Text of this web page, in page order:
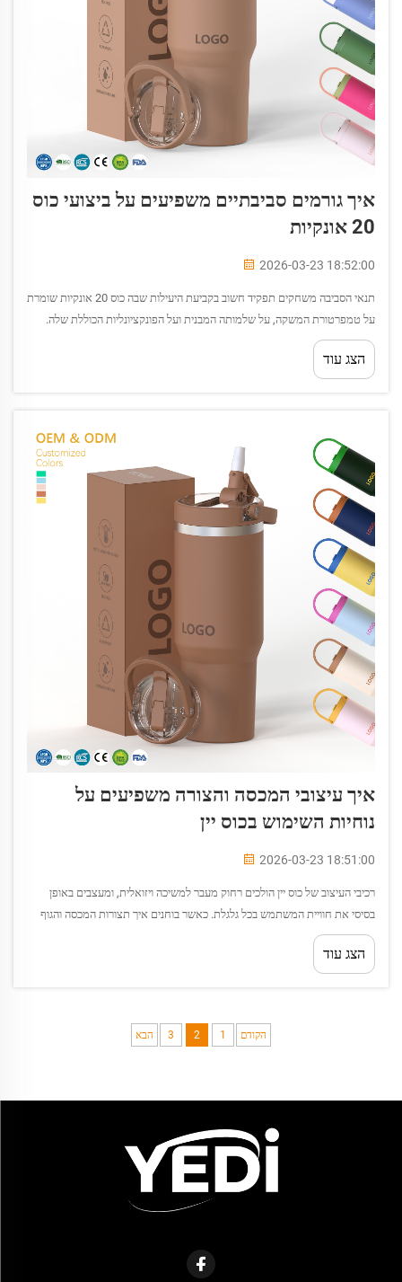
איך גורמים סביבתיים משפיעים על ביצועי כוס
20 אונקיות
2026-03-23 18:52:00
תנאי הסביבה משחקים תפקיד חשוב בקביעת היעילות שבה כוס 20 אונקיות שומרת
על טמפרטורת המשקה, על שלמותה המבנית ועל הפונקציונליות הכוללת שלה.
מגוון טמפרטורות קיצוניות, רמות לחות ולחץ אטמוספרי...
הצג עוד
איך עיצובי המכסה והצורה משפיעים על
נוחיות השימוש בכוס יין
2026-03-23 18:51:00
רכיבי העיצוב של כוס יין הולכים רחוק מעבר למשיכה ויזואלית, ומעצבים באופן
בסיסי את חוויית המשתמש בכל גלגלת. כאשר בוחנים איך תצורות המכסה והגוף
משפיעות על הפונקציונליות של כוס יין, עולים שני גורמים קריטיים ש...
הצג עוד
הקודם 1
2
3 הבא